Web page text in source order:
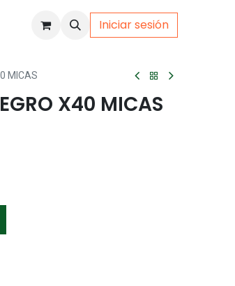
Iniciar sesión
MICAS
X40 MICAS